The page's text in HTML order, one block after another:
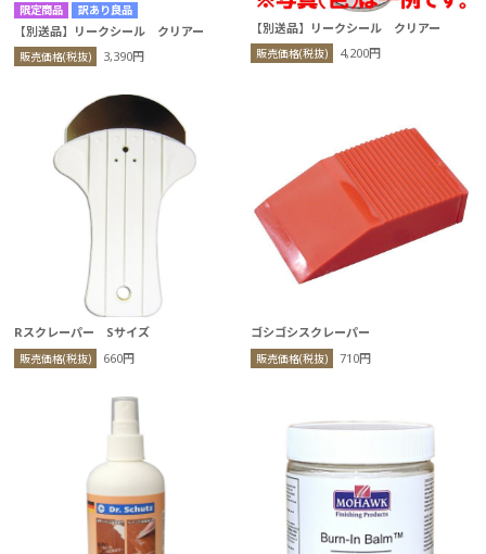
訳あり良品
【別送品】リークシール クリアー
販売価格(税抜) 3,390円
【別送品】リークシール クリアー
販売価格(税抜) 4,200円
Rスクレーパー Sサイズ
販売価格(税抜) 660円
ゴシゴシスクレーパー
販売価格(税抜) 710円